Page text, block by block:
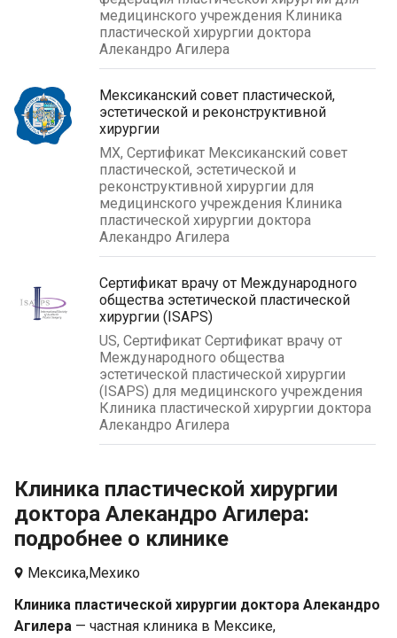
медицинского учреждения Клиника
пластической хирургии доктора
Алекандро Агилера
Мексиканский совет пластической,
эстетической и реконструктивной
хирургии
MX, Сертификат Мексиканский совет
пластической, эстетической и
реконструктивной хирургии для
медицинского учреждения Клиника
пластической хирургии доктора
Алекандро Агилера
Сертификат врачу от Международного
общества эстетической пластической
хирургии (ISAPS)
US, Сертификат Сертификат врачу от
Международного общества
эстетической пластической хирургии
(ISAPS) для медицинского учреждения
Клиника пластической хирургии доктора
Алекандро Агилера
Клиника пластической хирургии
доктора Алекандро Агилера:
подробнее о клинике
Мексика,Мехико
Клиника пластической хирургии доктора Алекандро
Агилера — частная клиника в Мексике,